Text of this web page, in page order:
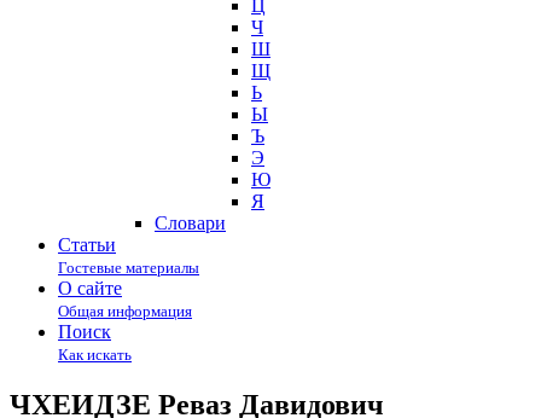
Ц
Ч
Ш
Щ
Ь
Ы
Ъ
Э
Ю
Я
Cловари
Статьи
Гостевые материалы
О сайте
Общая информация
Поиск
Как искать
ЧХЕИДЗЕ Реваз Давидович